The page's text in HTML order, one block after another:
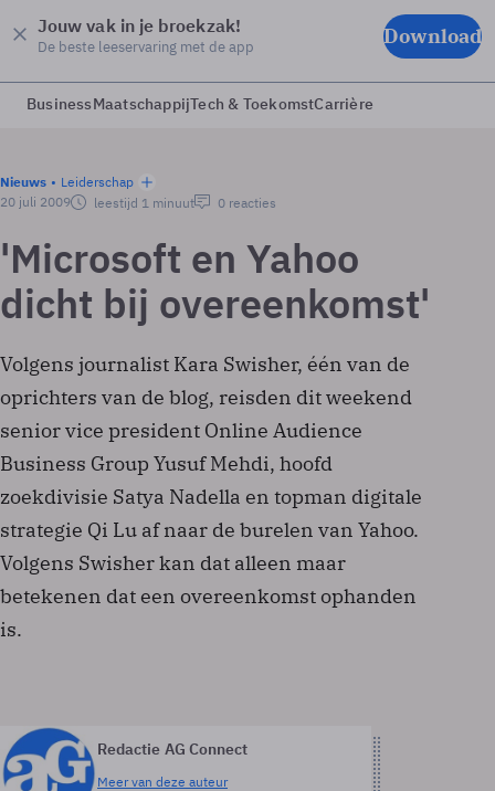
Jouw vak in je broekzak!
De beste leeservaring met de app Download
BusinessMaatschappijTech & ToekomstCarrière
Nieuws
Leiderschap
20 juli 2009
leestijd 1 minuut 0 reacties
'Microsoft en Yahoo
dicht bij overeenkomst'
Volgens journalist Kara Swisher, één van de
oprichters van de blog, reisden dit weekend
senior vice president Online Audience
Business Group Yusuf Mehdi, hoofd
zoekdivisie Satya Nadella en topman digitale
strategie Qi Lu af naar de burelen van Yahoo.
Volgens Swisher kan dat alleen maar
betekenen dat een overeenkomst ophanden
is.
Redactie AG Connect
Meer van deze auteur